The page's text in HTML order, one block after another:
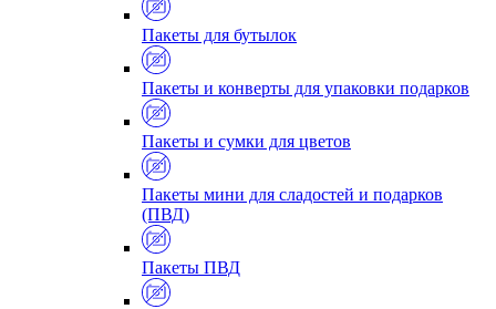
Пакеты для бутылок
Пакеты и конверты для упаковки подарков
Пакеты и сумки для цветов
Пакеты мини для сладостей и подарков
(ПВД)
Пакеты ПВД